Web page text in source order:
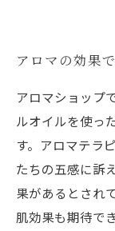
アロマの効果
アロマショップ
ルオイルを使っ
す。アロマテラ
たちの五感に訴
果があるとされ
肌効果も期待で